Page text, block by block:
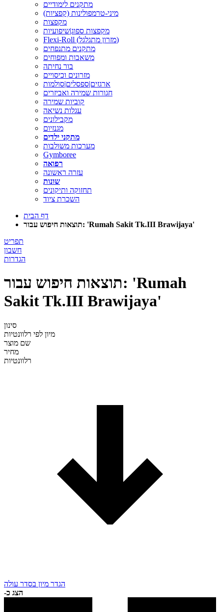
מתקנים לימודיים
מיני-טרמפולינות (קפציות)
מקפצות
מקפצות ספוג|שיפועיות
Flexi-Roll (מזרון מתגלגל)
מתקנים מתנפחים
משאבות ומפוחים
בור נחיתה
מזרונים וכיסויים
ארגזים|ספסלים|סולמות
חגורות שמירה ואביזרים
קוביות שמירה
עגלות נשיאה
מקבילונים
מגנזיום
מתקני ילדים
מערכות משולבות
Gymboree
רפואה
עזרה ראשונה
שונות
תחזוקה ותיקונים
השכרת ציוד
דף הבית
תוצאות חיפוש עבור: 'Rumah Sakit Tk.III Brawijaya'
תפריט
חשבון
הגדרות
תוצאות חיפוש עבור: 'Rumah
Sakit Tk.III Brawijaya'
סינון
מיון לפי רלוונטיות
שם מוצר
מחיר
רלוונטיות
הגדר מיון בסדר עולה
הצג כ-